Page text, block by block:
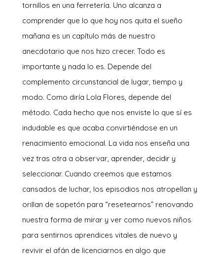
tornillos en una ferretería. Uno alcanza a
comprender que lo que hoy nos quita el sueño
mañana es un capítulo más de nuestro
anecdotario que nos hizo crecer. Todo es
importante y nada lo es. Depende del
complemento circunstancial de lugar, tiempo y
modo. Como diría Lola Flores, depende del
método. Cada hecho que nos enviste lo que sí es
indudable es que acaba convirtiéndose en un
renacimiento emocional. La vida nos enseña una
vez tras otra a observar, aprender, decidir y
seleccionar. Cuando creemos que estamos
cansados de luchar, los episodios nos atropellan y
orillan de sopetón para “resetearnos” renovando
nuestra forma de mirar y ver como nuevos niños
para sentirnos aprendices vitales de nuevo y
revivir el afán de licenciarnos en algo que